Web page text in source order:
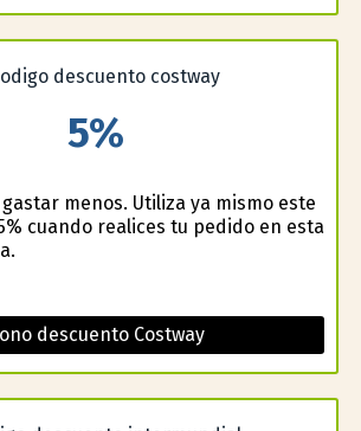
5%
menos. Utiliza ya mismo este
cuando realices tu pedido en esta
descuento Costway